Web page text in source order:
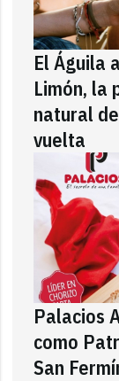
El Águila
Limón, la
natural
vuelta
Palacios
como
San